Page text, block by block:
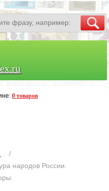
0 товаров
народов России.